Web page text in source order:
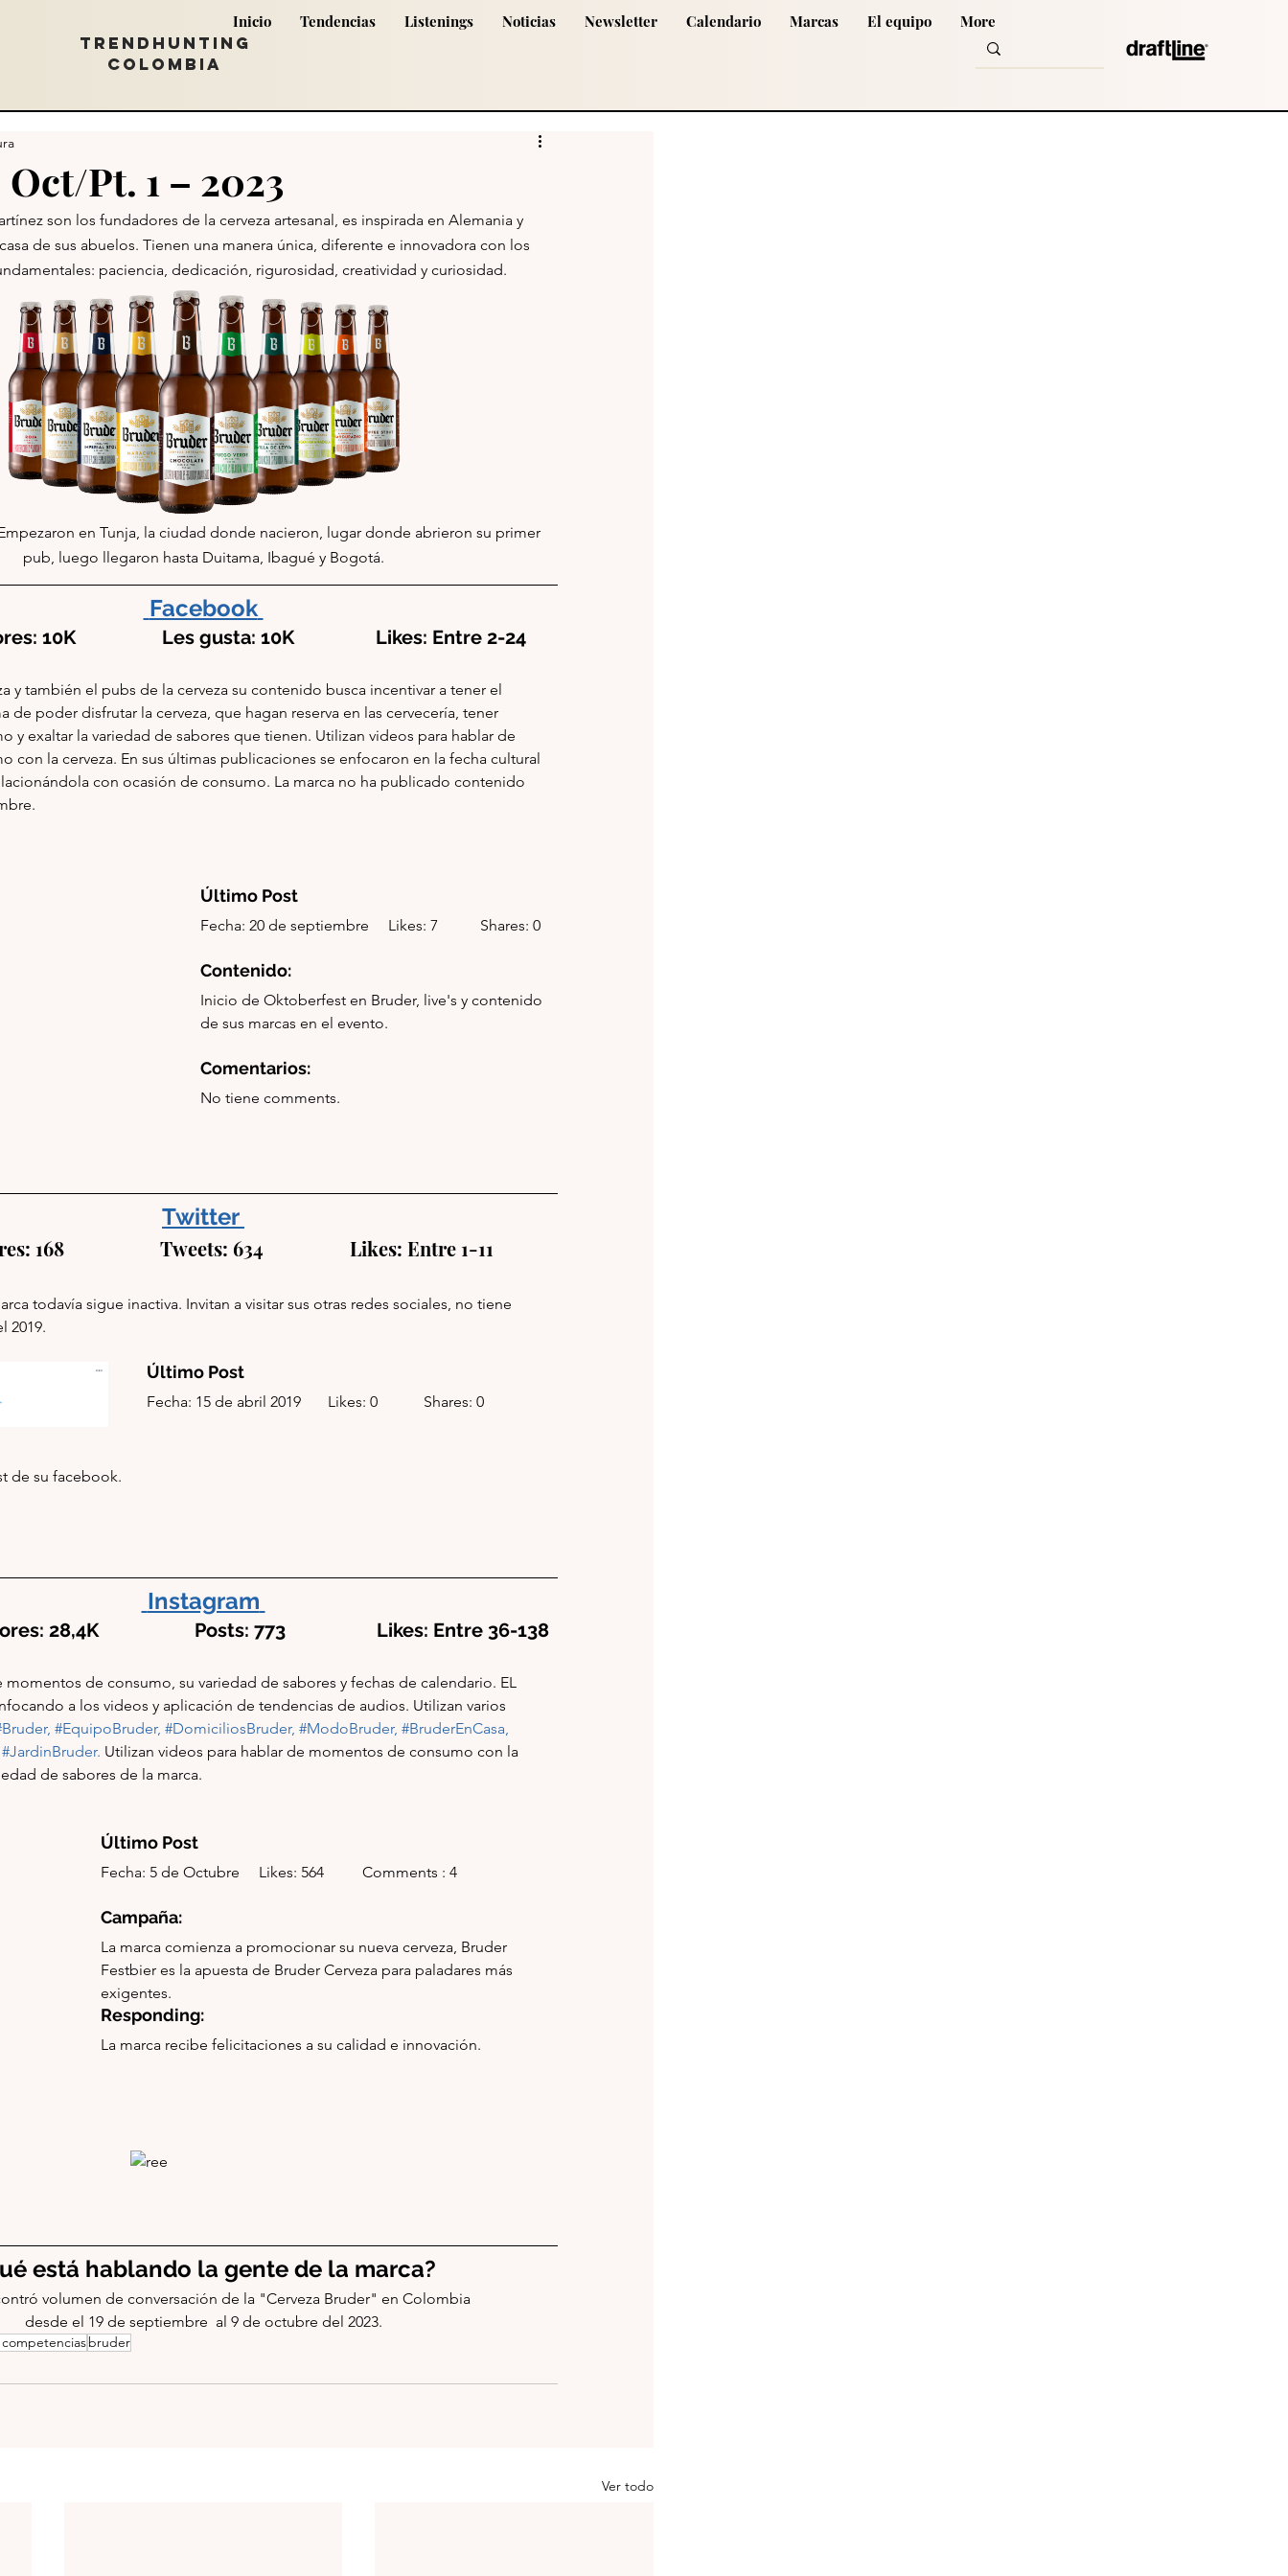
Inicio Tendencias Listenings Noticias Newsletter Calendario Marcas El equipo More
TRENDHUNTING
COLOMBIA
Pt. 1 – 2023
son los fundadores de la cerveza artesanal, es inspirada en Alemania y
de sus abuelos. Tienen una manera única, diferente e innovadora con los
paciencia, dedicación, rigurosidad, creatividad y curiosidad.
en Tunja, la ciudad donde nacieron, lugar donde abrieron su primer
pub, luego llegaron hasta Duitama, Ibagué y Bogotá.
Facebook
10K                  Les gusta: 10K                 Likes: Entre 2-24
de poder disfrutar la cerveza, que hagan reserva en las cervecería, tener
y exaltar la variedad de sabores que tienen. Utilizan videos para hablar de
con la cerveza. En sus últimas publicaciones se enfocaron en la fecha cultural
con ocasión de consumo. La marca no ha publicado contenido
Último Post
Fecha: 20 de septiembre     Likes: 7           Shares: 0
Contenido:
Inicio de Oktoberfest en Bruder, live's y contenido
de sus marcas en el evento.
Comentarios:
No tiene comments.
Twitter
168                    Tweets: 634                  Likes: Entre 1-11
todavía sigue inactiva. Invitan a visitar sus otras redes sociales, no tiene
2019.
Último Post
Fecha: 15 de abril 2019       Likes: 0            Shares: 0
de su facebook.
Instagram
28,4K                    Posts: 773                   Likes: Entre 36-138
momentos de consumo, su variedad de sabores y fechas de calendario. EL
a los videos y aplicación de tendencias de audios. Utilizan varios
, #EquipoBruder, #DomiciliosBruder, #ModoBruder, #BruderEnCasa
#JardinBruder. Utilizan videos para hablar de momentos de consumo con la
de sabores de la marca.
Último Post
Fecha: 5 de Octubre     Likes: 564          Comments : 4
Campaña:
La marca comienza a promocionar su nueva cerveza, Bruder
Festbier es la apuesta de Bruder Cerveza para paladares más
exigentes.
Responding:
La marca recibe felicitaciones a su calidad e innovación.
está hablando la gente de la marca?
volumen de conversación de la "Cerveza Bruder" en Colombia
desde el 19 de septiembre  al 9 de octubre del 2023.
bruder
Ver todo